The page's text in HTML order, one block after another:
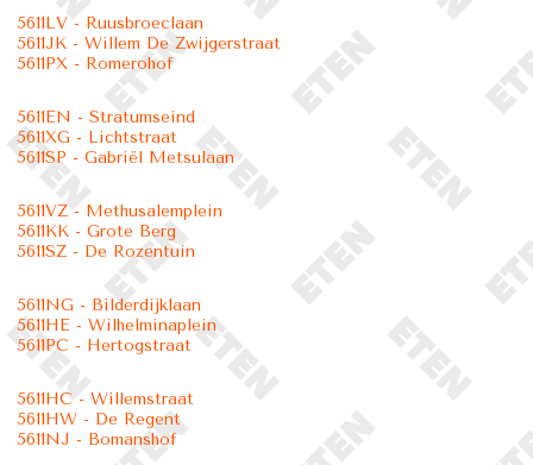
5611LV - Ruusbroeclaan
5611JK - Willem De Zwijgerstraat
5611PX - Romerohof
5611EN - Stratumseind
5611XG - Lichtstraat
5611SP - Gabriël Metsulaan
5611VZ - Methusalemplein
5611KK - Grote Berg
5611SZ - De Rozentuin
5611NG - Bilderdijklaan
5611HE - Wilhelminaplein
5611PC - Hertogstraat
5611HC - Willemstraat
5611HW - De Regent
5611NJ - Bomanshof